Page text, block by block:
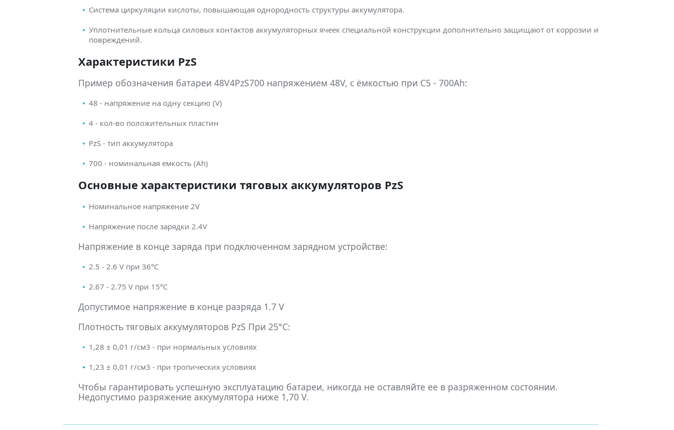
Система циркуляции кислоты, повышающая однородность структуры аккумулятора.
Уплотнительные кольца силовых контактов аккумуляторных ячеек специальной конструкции дополнительно защищают от коррозии и
повреждений.
Характеристики PzS
Пример обозначения батареи 48V4PzS700 напряжением 48V, с ёмкостью при C5 - 700Ah:
48 - напряжение на одну секцию (V)
4 - кол-во положительных пластин
PzS - тип аккумулятора
700 - номинальная емкость (Ah)
Основные характеристики тяговых аккумуляторов PzS
Номинальное напряжение 2V
Напряжение после зарядки 2.4V
Напряжение в конце заряда при подключенном зарядном устройстве:
2.5 - 2.6 V при 36°С
2.67 - 2.75 V при 15°С
Допустимое напряжение в конце разряда 1.7 V
Плотность тяговых аккумуляторов PzS При 25°С:
1,28 ± 0,01 г/см3 - при нормальных условиях
1,23 ± 0,01 г/см3 - при тропических условиях
Чтобы гарантировать успешную эксплуатацию батареи, никогда не оставляйте ее в разряженном состоянии.
Недопустимо разряжение аккумулятора ниже 1,70 V.